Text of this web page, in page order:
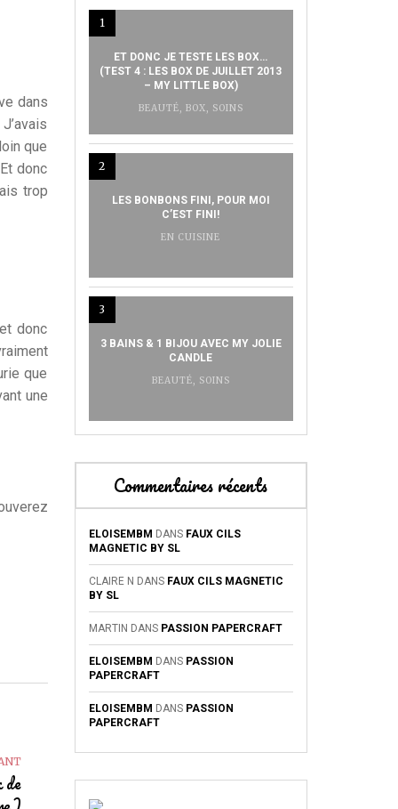
dans
que
donc
trop
donc
que
une
de
1
ET DONC JE TESTE LES BOX…
(TEST 4 : LES BOX DE JUILLET 2013
– MY LITTLE BOX)
BEAUTÉ, BOX, SOINS
2
LES BONBONS FINI, POUR MOI
C’EST FINI!
EN CUISINE
3
3 BAINS & 1 BIJOU AVEC MY JOLIE
CANDLE
BEAUTÉ, SOINS
Commentaires récents
ELOISEMBM DANS FAUX CILS
MAGNETIC BY SL
CLAIRE N DANS FAUX CILS MAGNETIC
BY SL
MARTIN DANS PASSION PAPERCRAFT
ELOISEMBM DANS PASSION
PAPERCRAFT
ELOISEMBM DANS PASSION
PAPERCRAFT